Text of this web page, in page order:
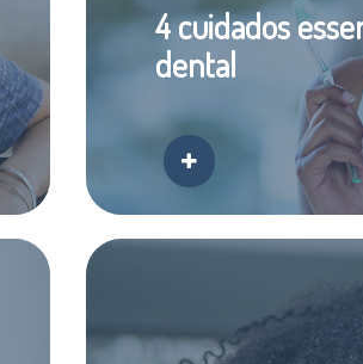
4 cuidados
dental